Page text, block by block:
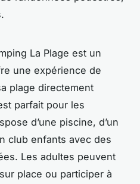
La Plage est un
une expérience de
plage directement
parfait pour les
d’une piscine, d’un
club enfants avec des
Les adultes peuvent
place ou participer à